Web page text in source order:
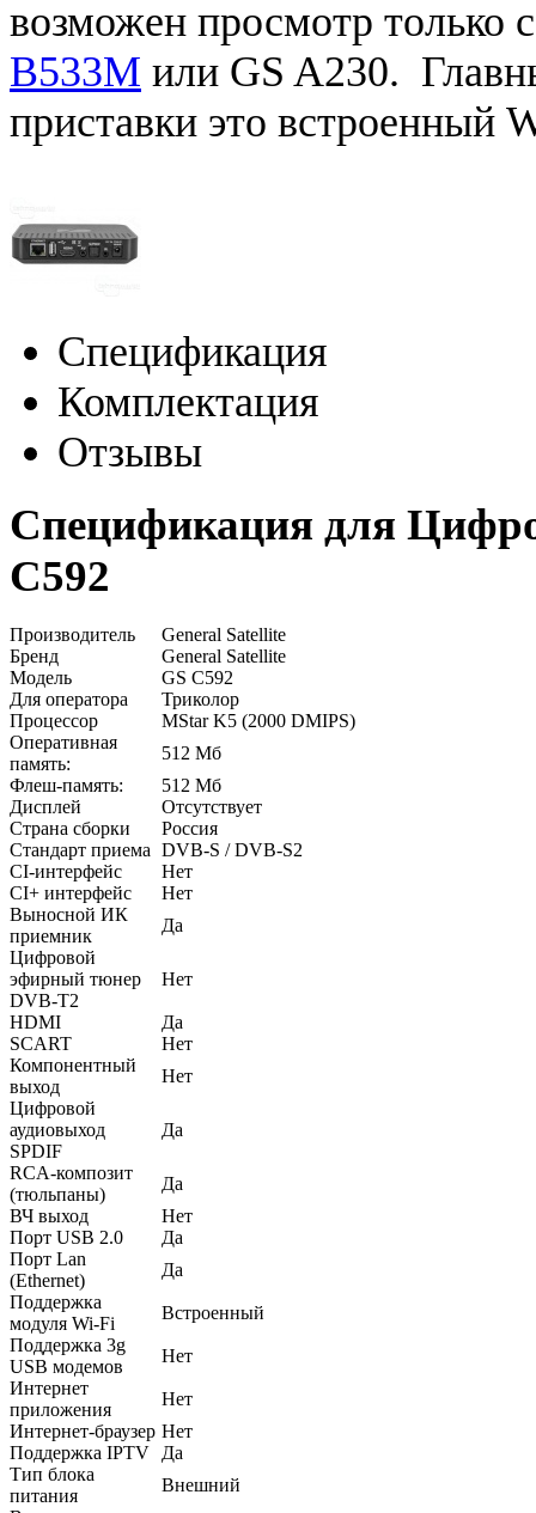
возможен просмотр только
B533M или GS A230.
приставки это встроенный
Спецификация
Комплектация
Отзывы
Спецификация для
C592
Производитель
General Satellite
Бренд
General Satellite
Модель
GS C592
Для оператора
Триколор
Процессор
MStar K5 (2000 DMIPS)
Оперативная
память:
512 Мб
Флеш-память:
512 Мб
Дисплей
Отсутствует
Страна сборки
Россия
Стандарт приема DVB-S / DVB-S2
CI-интерфейс
Нет
CI+ интерфейс
Нет
Выносной ИК
приемник
Да
Цифровой
эфирный тюнер
DVB-T2
Нет
HDMI
Да
SCART
Нет
Компонентный
выход
Нет
Цифровой
аудиовыход
SPDIF
Да
RCA-композит
(тюльпаны)
Да
ВЧ выход
Нет
Порт USB 2.0
Да
Порт Lan
(Ethernet)
Да
Поддержка
модуля Wi-Fi
Встроенный
Поддержка 3g
USB модемов
Нет
Интернет
приложения
Нет
Интернет-браузер Нет
Поддержка IPTV
Да
Тип блока
питания
Внешний